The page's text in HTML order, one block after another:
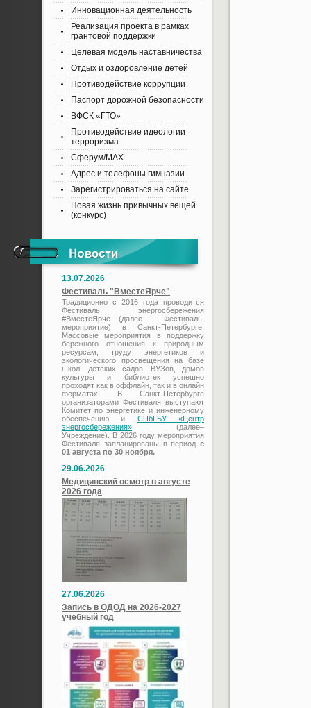
Инновационная деятельность
Реализация проекта в рамках
грантовой поддержки
Целевая модель наставничества
Отдых и оздоровление детей
Противодействие коррупции
Паспорт дорожной безопасности
ВФСК «ГТО»
Противодействие идеологии
терроризма
Сферум/MAX
Адрес и телефоны гимназии
Зарегистрироваться на сайте
Новая жизнь привычных вещей
(конкурс)
13.07.2026
Фестиваль "ВместеЯрче"
Традиционно с 2016 года проводится
Фестиваль энергосбережения
#ВместеЯрче (далее – Фестиваль,
мероприятие) в Санкт-Петербурге.
Массовые мероприятия в поддержку
бережного отношения к природным
ресурсам, труду энергетиков и
экологического просвещения на базе
школ, детских садов, ВУЗов, домов
культуры и библиотек успешно
проходят как в оффлайн, так и в онлайн
форматах. В Санкт-Петербурге
организаторами Фестиваля выступают
Комитет по энергетике и инженерному
обеспечению и СПбГБУ «Центр
энергосбережения» (далее–
Учреждение). В 2026 году мероприятия
Фестиваля запланированы в период с
01 августа по 30 ноября.
29.06.2026
Медицинский осмотр в августе
2026 года
27.06.2026
Запись в ОДОД на 2026-2027
учебный год